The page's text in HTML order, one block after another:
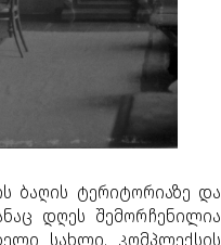
ბაღის ტერიტორიაზე და
დღეს შემორჩენილია
სახლი. კომპლექსის